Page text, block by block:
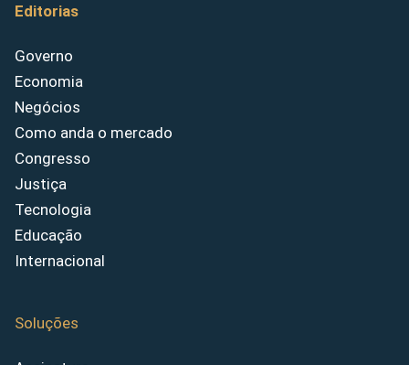
Editorias
Governo
Economia
Negócios
Como anda o mercado
Congresso
Justiça
Tecnologia
Educação
Internacional
Soluções